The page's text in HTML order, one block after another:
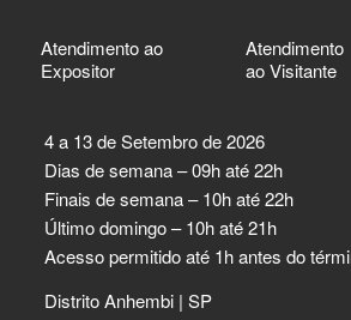
Atendimento ao
Expositor
Atendimento
ao Visitante
4 a 13 de Setembro de 2026
Dias de semana – 09h até 22h
Finais de semana – 10h até 22h
Último domingo – 10h até 21h
Acesso permitido até 1h antes do
Distrito Anhembi | SP